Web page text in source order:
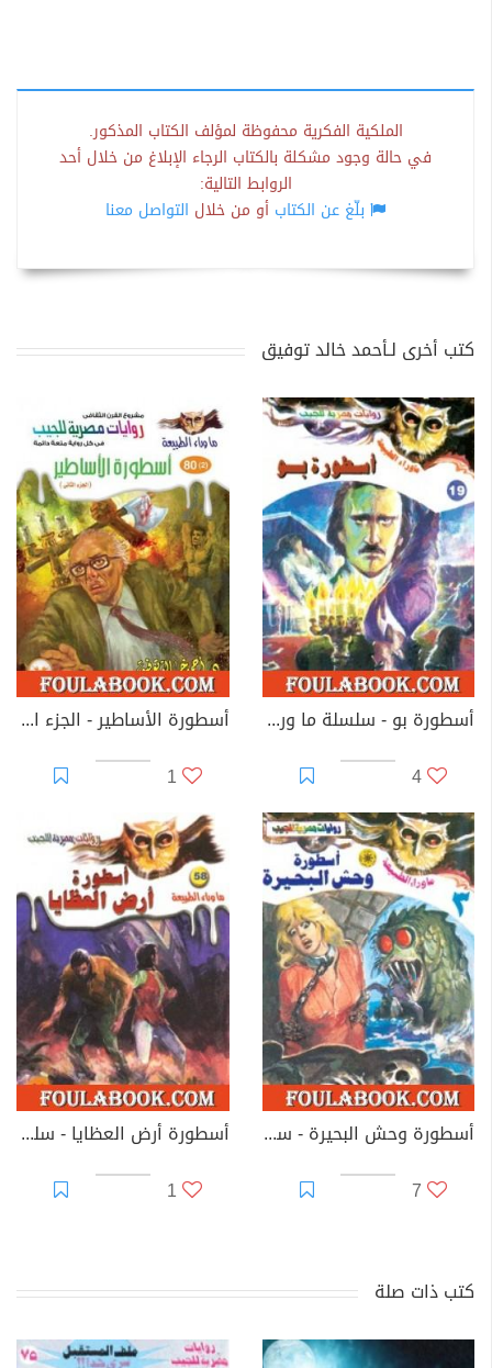
الملكية الفكرية محفوظة لمؤلف الكتاب المذكور.
في حالة وجود مشكلة بالكتاب الرجاء الإبلاغ من خلال أحد
الروابط التالية:
بلّغ عن الكتاب أو من خلال التواصل معنا
كتب أخرى لـأحمد خالد توفيق
أسطورة بو - سلسلة ما وراء الطبيعة
4
أسطورة الأساطير - الجزء الثاني - سلسلة ما وراء الطبيعة
1
أسطورة وحش البحيرة - سلسلة ما وراء الطبيعة
7
أسطورة أرض العظايا - سلسلة ما وراء الطبيعة
1
كتب ذات صلة